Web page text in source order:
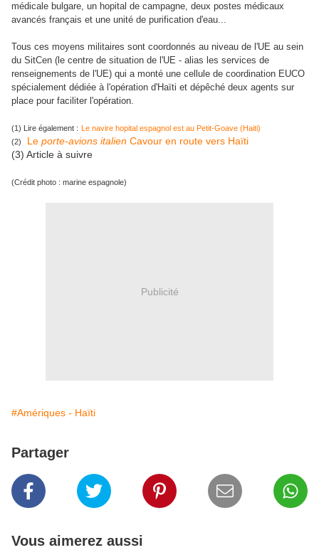
médicale bulgare, un hopital de campagne, deux postes médicaux
avancés français et une unité de purification d'eau...
Tous ces moyens militaires sont coordonnés au niveau de l'UE au sein
du SitCen (le centre de situation de l'UE - alias les services de
renseignements de l'UE) qui a monté une cellule de coordination EUCO
spécialement dédiée à l'opération d'Haïti et dépêché deux agents sur
place pour faciliter l'opération.
(1) Lire également : Le navire hopital espagnol est au Petit-Goave (Haiti)
(2)
Le porte-avions italien Cavour en route vers Haïti
(3) Article à suivre
(Crédit photo : marine espagnole)
Publicité
#Amériques - Haïti
Partager
Vous aimerez aussi